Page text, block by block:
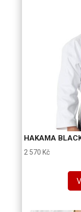
HAKAMA
2 570 Kč